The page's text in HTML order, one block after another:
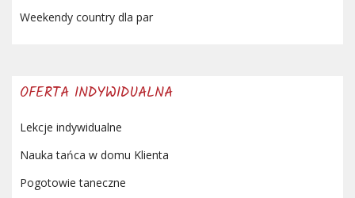
Weekendy country dla par
OFERTA INDYWIDUALNA
Lekcje indywidualne
Nauka tańca w domu Klienta
Pogotowie taneczne